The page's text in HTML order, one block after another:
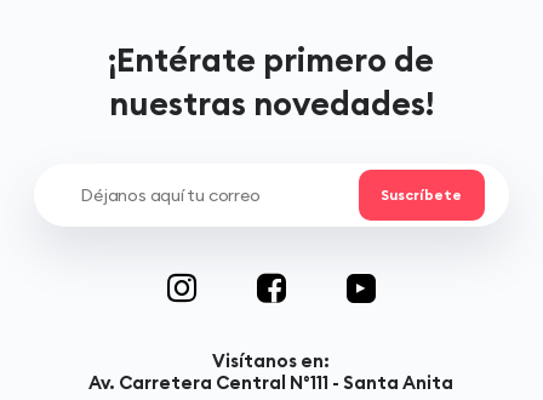
¡Entérate primero de
nuestras novedades!
Visítanos en:
Av. Carretera Central N°111 - Santa Anita